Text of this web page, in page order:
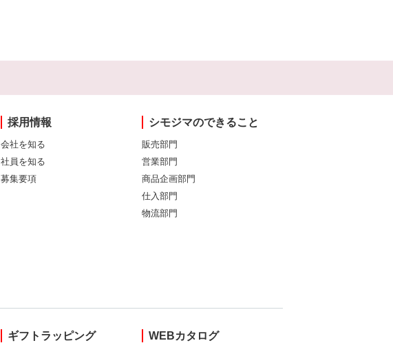
採用情報
会社を知る
社員を知る
募集要項
シモジマのできること
販売部門
営業部門
商品企画部門
仕入部門
物流部門
ギフトラッピング WEBカタログ